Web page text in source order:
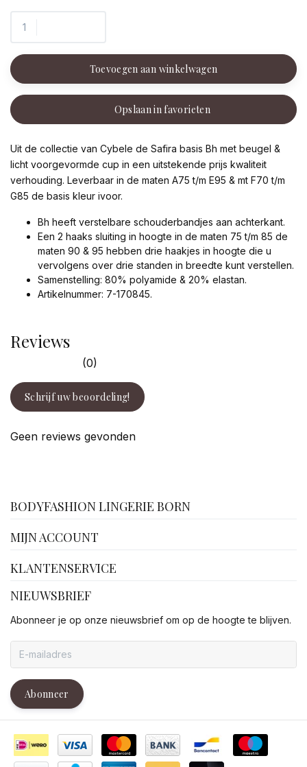
Toevoegen aan winkelwagen
Opslaan in favorieten
Uit de collectie van Cybele de Safira basis Bh met beugel &
licht voorgevormde cup in een uitstekende prijs kwaliteit
verhouding. Leverbaar in de maten A75 t/m E95 & mt F70 t/m
G85 de basis kleur ivoor.
Bh heeft verstelbare schouderbandjes aan achterkant.
Een 2 haaks sluiting in hoogte in de maten 75 t/m 85 de
maten 90 & 95 hebben drie haakjes in hoogte die u
vervolgens over drie standen in breedte kunt verstellen.
Samenstelling: 80% polyamide & 20% elastan.
Artikelnummer: 7-170845.
Reviews
(0)
Schrijf uw beoordeling!
Geen reviews gevonden
BODYFASHION LINGERIE BORN
MIJN ACCOUNT
KLANTENSERVICE
NIEUWSBRIEF
Abonneer je op onze nieuwsbrief om op de hoogte te blijven.
Abonneer